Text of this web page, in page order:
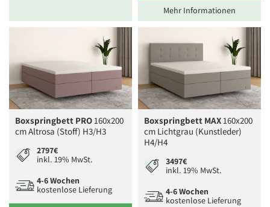
Mehr Informationen
Boxspringbett PRO160x200
cm Altrosa (Stoff) H3/H3
2797€
inkl. 19% MwSt.
4-6 Wochen
kostenlose Lieferung
Boxspringbett MAX160x200
cm Lichtgrau (Kunstleder)
H4/H4
3497€
inkl. 19% MwSt.
4-6 Wochen
kostenlose Lieferung